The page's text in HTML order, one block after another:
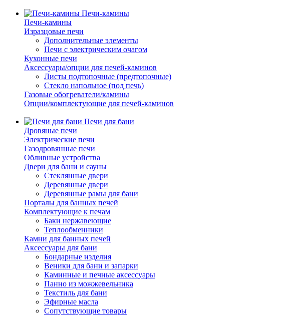
Печи-камины
Печи-камины
Изразцовые печи
Дополнительные элементы
Печи с электрическим очагом
Кухонные печи
Аксессуары/опции для печей-каминов
Листы подтопочные (предтопочные)
Стекло напольное (под печь)
Газовые обогреватели/камины
Опции/комплектующие для печей-каминов
Печи для бани
Дровяные печи
Электрические печи
Газодровянные печи
Обливные устройства
Двери для бани и сауны
Стеклянные двери
Деревянные двери
Деревянные рамы для бани
Порталы для банных печей
Комплектующие к печам
Баки нержавеющие
Теплообменники
Камни для банных печей
Аксессуары для бани
Бондарные изделия
Веники для бани и запарки
Каминные и печные аксессуары
Панно из можжевельника
Текстиль для бани
Эфирные масла
Сопутствующие товары